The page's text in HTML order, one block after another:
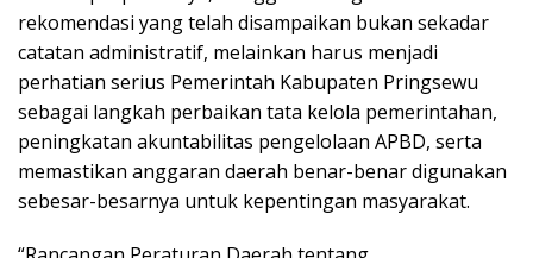
rekomendasi yang telah disampaikan bukan sekadar
catatan administratif, melainkan harus menjadi
perhatian serius Pemerintah Kabupaten Pringsewu
sebagai langkah perbaikan tata kelola pemerintahan,
peningkatan akuntabilitas pengelolaan APBD, serta
memastikan anggaran daerah benar-benar digunakan
sebesar-besarnya untuk kepentingan masyarakat.